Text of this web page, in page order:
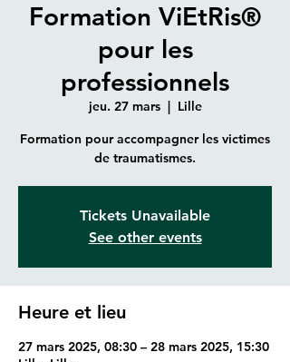
Formation ViEtRis®
pour les
professionnels
jeu. 27 mars
  |
Lille
Formation pour accompagner les victimes
de traumatismes.
Tickets Unavailable
See other events
Heure et lieu
27 mars 2025, 08:30 – 28 mars 2025, 15:30